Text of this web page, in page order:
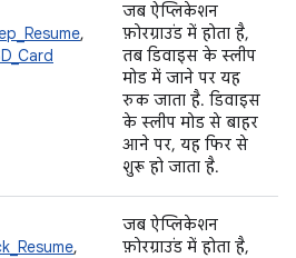
,
जब ऐप्लिकेशन
फ़ोरग्राउंड में होता है,
तब डिवाइस के स्लीप
मोड में जाने पर यह
रुक जाता है. डिवाइस
के स्लीप मोड से बाहर
आने पर, यह फिर से
शुरू हो जाता है.
,
जब ऐप्लिकेशन
फ़ोरग्राउंड में होता है,